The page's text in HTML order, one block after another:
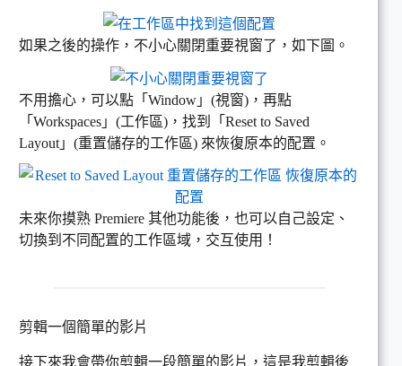
如果之後的操作，不小心關閉重要視窗了，如下圖。
不用擔心，可以點「Window」(視窗)，再點
「Workspaces」(工作區)，找到「Reset to Saved
Layout」(重置儲存的工作區) 來恢復原本的配置。
未來你摸熟 Premiere 其他功能後，也可以自己設定、
切換到不同配置的工作區域，交互使用！
剪輯一個簡單的影片
接下來我會帶你剪輯一段簡單的影片，這是我剪輯後